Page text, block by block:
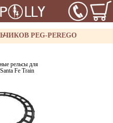
PEG-PEREGO
рельсы для
Fe Train